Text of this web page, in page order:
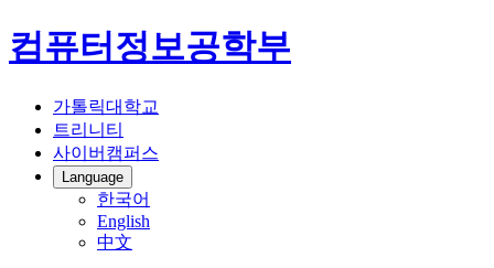
컴퓨터정보공학부
가톨릭대학교
트리니티
사이버캠퍼스
Language
한국어
English
中文